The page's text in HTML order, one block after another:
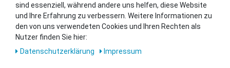
Sie wollen uns beliefern?
Kontaktieren Sie unser GSMshop Purchase Team
Whatsapp: +436766684438
info@gsmshop.at
sind essenziell, während andere uns helfen, diese Website
und Ihre Erfahrung zu verbessern. Weitere Informationen zu
den von uns verwendeten Cookies und Ihren Rechten als
Nutzer finden Sie hier:
Daten­schutz­erklärung
Impressum